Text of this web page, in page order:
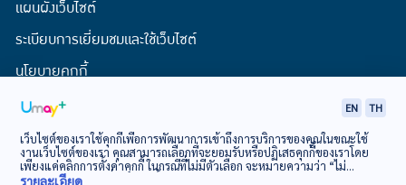
แผนผังเว็บไซต์
ระเบียบการเยี่ยมชมและใช้เว็บไซต์
นโยบายคุกกี้
ประกาศการคุ้มครองข้อมูลส่วนบุคคล
© EASY BUY Public Company Limited
EN TH
เว็บไซต์ของเราใช้คุกกี้เพื่อการพัฒนาการเข้าถึงการบริการของคุณในขณะใช้
งานเว็บไซต์ของเรา คุณสามารถเลือกที่จะยอมรับหรือปฏิเสธคุกกี้ของเราโดย
เพียงแค่คลิกการตั้งค่าคุกกี้ ในกรณีที่ไม่มีตัวเลือก จะหมายความว่า “ไม่
ยินยอม”นโยบายเกี่ยวกับคุกกี้
รายละเอียด